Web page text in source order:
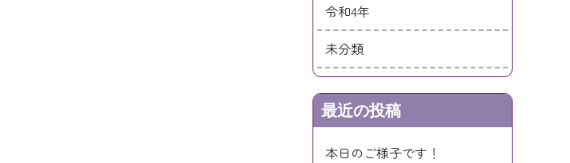
令和4年
未分類
最近の投稿
本日のご様子です！